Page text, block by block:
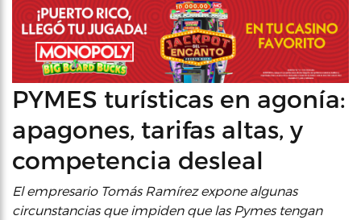
PYMES turísticas en agonía:
apagones, tarifas altas, y
competencia desleal
El empresario Tomás Ramírez expone algunas
circunstancias que impiden que las Pymes tengan